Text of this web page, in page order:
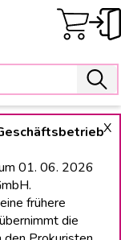
X
01. 06. 2026
frühere
die